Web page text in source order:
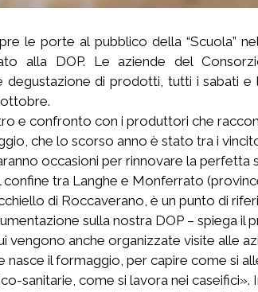
le porte al pubblico della “Scuola”
alla DOP. Le aziende del
degustazione di prodotti, tutti i sabati e
e confronto con i produttori che
che lo scorso anno è stato tra i
occasioni per rinnovare la perfetta
tra Langhe e Monferrato
di Roccaverano, è un punto di
sulla nostra DOP – spiega il
vengono anche organizzate visite alle
il formaggio, per capire come si
sanitarie, come si lavora nei caseifici».